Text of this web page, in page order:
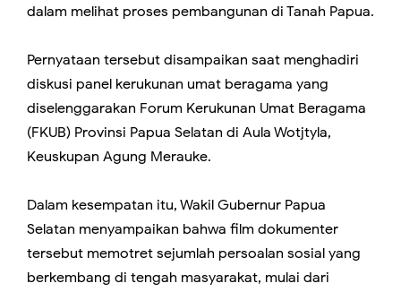
dalam melihat proses pembangunan di Tanah Papua.
Pernyataan tersebut disampaikan saat menghadiri
diskusi panel kerukunan umat beragama yang
diselenggarakan Forum Kerukunan Umat Beragama
(FKUB) Provinsi Papua Selatan di Aula Wotjtyla,
Keuskupan Agung Merauke.
Dalam kesempatan itu, Wakil Gubernur Papua
Selatan menyampaikan bahwa film dokumenter
tersebut memotret sejumlah persoalan sosial yang
berkembang di tengah masyarakat, mulai dari